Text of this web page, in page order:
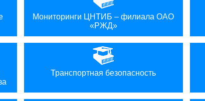
Мониторинги ЦНТИБ – филиала ОАО
«РЖД»
Транспортная безопасность